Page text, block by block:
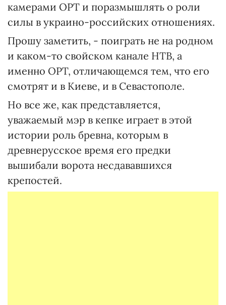
камерами ОРТ и поразмышлять о роли
силы в украино-российских отношениях.
Прошу заметить, - поиграть не на родном
и каком-то свойском канале НТВ, а
именно ОРТ, отличающемся тем, что его
смотрят и в Киеве, и в Севастополе.
Но все же, как представляется,
уважаемый мэр в кепке играет в этой
истории роль бревна, которым в
древнерусское время его предки
вышибали ворота несдававшихся
крепостей.